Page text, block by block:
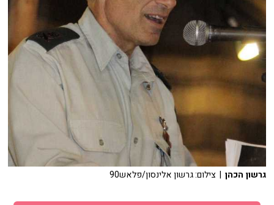
גרשון הכהן | צילום: גרשון אלינסון/פלאש90